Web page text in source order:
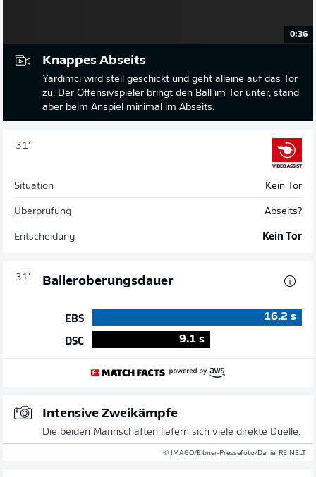
0:36
Knappes Abseits
Yardımcı wird steil geschickt und geht alleine auf das Tor
zu. Der Offensivspieler bringt den Ball im Tor unter, stand
aber beim Anspiel minimal im Abseits.
31'
Situation Kein Tor
Überprüfung Abseits?
Entscheidung Kein Tor
31' Balleroberungsdauer
EBS
DSC
16.2 s
9.1 s
Intensive Zweikämpfe
Die beiden Mannschaften liefern sich viele direkte Duelle.
© IMAGO/Eibner-Pressefoto/Daniel REINELT